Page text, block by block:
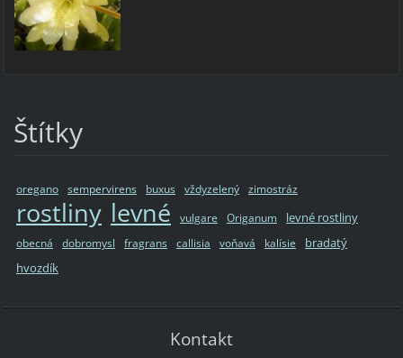
Štítky
oregano sempervirens buxus vždyzelený zimostráz
rostliny levné vulgare Origanum levné rostliny
obecná dobromysl fragrans callisia voňavá kalísie
bradatý
hvozdík
Kontakt